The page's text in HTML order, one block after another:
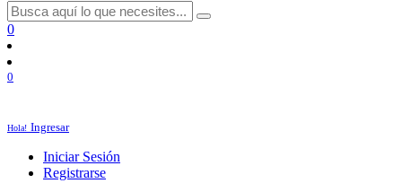
0
0
Hola! Ingresar
Iniciar Sesión
Registrarse